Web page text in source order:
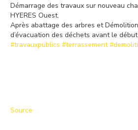
Démarrage des travaux sur nouveau
HYERES Ouest.
Après abattage des arbres et
d’évacuation des déchets avant le
#travauxpublics #terrassement
Source